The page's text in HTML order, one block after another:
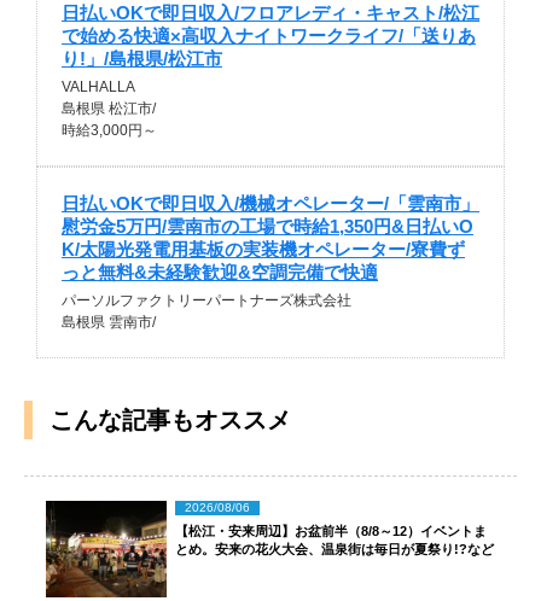
日払いOKで即日収入/フロアレディ・キャスト/松江
で始める快適×高収入ナイトワークライフ/「送りあ
り!」/島根県/松江市
VALHALLA
島根県 松江市/
時給3,000円～
日払いOKで即日収入/機械オペレーター/「雲南市」
慰労金5万円/雲南市の工場で時給1,350円&日払いO
K/太陽光発電用基板の実装機オペレーター/寮費ず
っと無料&未経験歓迎&空調完備で快適
パーソルファクトリーパートナーズ株式会社
島根県 雲南市/
こんな記事もオススメ
2026/08/06
【松江・安来周辺】お盆前半（8/8～12）イベントま
とめ。安来の花火大会、温泉街は毎日が夏祭り!?など